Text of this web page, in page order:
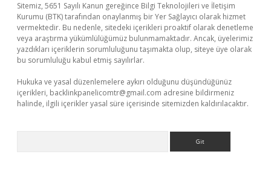
Sitemiz, 5651 Sayılı Kanun gereğince Bilgi Teknolojileri ve İletişim
Kurumu (BTK) tarafından onaylanmış bir Yer Sağlayıcı olarak hizmet
vermektedir. Bu nedenle, sitedeki içerikleri proaktif olarak denetleme
veya araştırma yükümlülüğümüz bulunmamaktadır. Ancak, üyelerimiz
yazdıkları içeriklerin sorumluluğunu taşımakta olup, siteye üye olarak
bu sorumluluğu kabul etmiş sayılırlar.
Hukuka ve yasal düzenlemelere aykırı olduğunu düşündüğünüz
içerikleri, backlinkpanelicomtr@gmail.com adresine bildirmeniz
halinde, ilgili içerikler yasal süre içerisinde sitemizden kaldırılacaktır.